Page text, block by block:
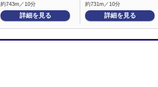
約743m／10分
詳細を見る
約731m／10分
詳細を見る